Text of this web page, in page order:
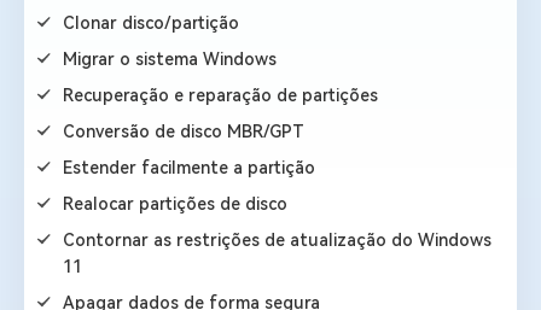
Clonar disco/partição
Migrar o sistema Windows
Recuperação e reparação de partições
Conversão de disco MBR/GPT
Estender facilmente a partição
Realocar partições de disco
Contornar as restrições de atualização do Windows
11
Apagar dados de forma segura